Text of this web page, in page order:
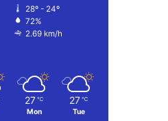
28º - 24º
72%
2.69 km/h
27 ℃
Mon
27 ℃
Tue